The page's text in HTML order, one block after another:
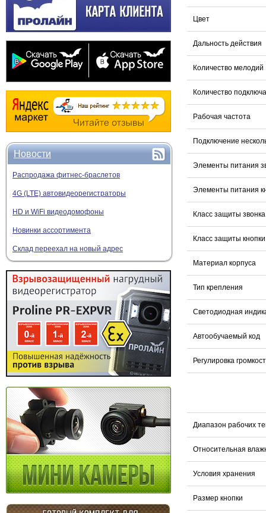
Новости
Распродажа фитнес-браслетов
4G (LTE) автовидеорегистраторы
HD и WiFi видеодомофоны
Новинки ассортимента
Склад переехал на новый адрес
Цвет
Дальность действия
Количество мелодий
Количество
Рабочая частота
Подключение
Элементы питания
Элементы питания
Класс защиты звонка
Класс защиты кнопки
Материал корпуса
Тип крепления
Светодиодная
Автообучаемый код
Регулировка
Диапазон рабочих
Относительная
Условия хранения
Размер кнопки